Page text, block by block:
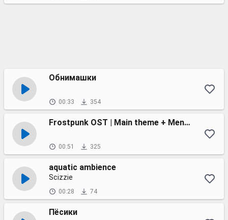
Обнимашки
00:33 354
Frostpunk OST | Main theme + Menu [extended]
00:51 325
aquatic ambience
Scizzie
00:28 74
Пёсики